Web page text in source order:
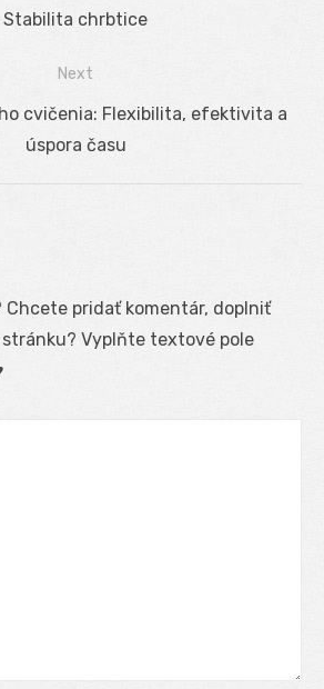
Stabilita chrbtice
Next
cvičenia: Flexibilita, efektivita a
úspora času
pridať komentár, doplniť
Vyplňte textové pole